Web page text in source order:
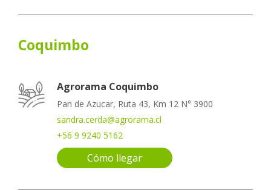
Coquimbo
Agrorama Coquimbo
Pan de Azucar, Ruta 43, Km 12 N° 3900
sandra.cerda@agrorama.cl
+56 9 9240 5162
Cómo llegar